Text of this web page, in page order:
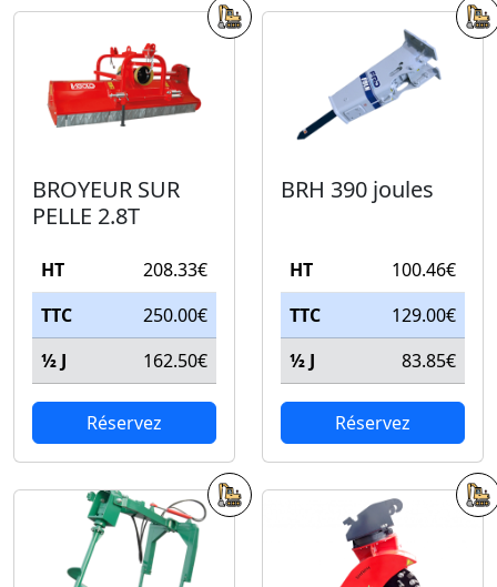
BROYEUR SUR
PELLE 2.8T
HT
208.33€
TTC
250.00€
½ J
162.50€
Réservez
BRH 390 joules
HT
100.46€
TTC
129.00€
½ J
83.85€
Réservez